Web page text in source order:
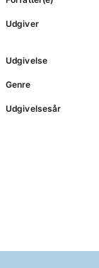
Udgiver
Udgivelse
Genre
Udgivelsesår